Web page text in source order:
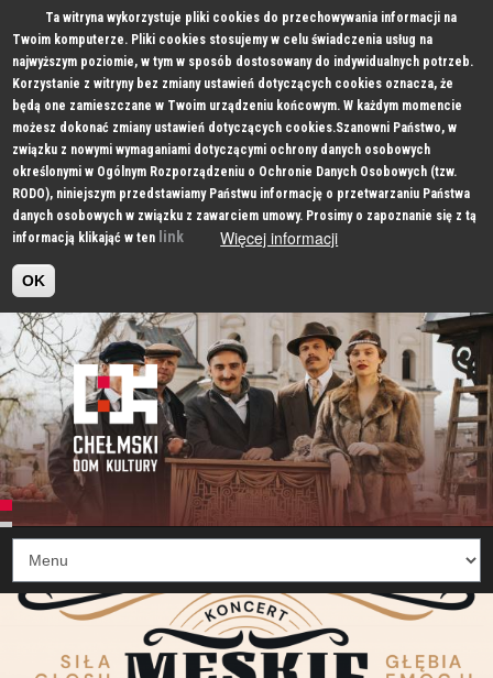
Ta witryna wykorzystuje pliki cookies do przechowywania informacji na
Twoim komputerze. Pliki cookies stosujemy w celu świadczenia usług na
najwyższym poziomie, w tym w sposób dostosowany do indywidualnych potrzeb.
Korzystanie z witryny bez zmiany ustawień dotyczących cookies oznacza, że
będą one zamieszczane w Twoim urządzeniu końcowym. W każdym momencie
możesz dokonać zmiany ustawień dotyczących cookies.Szanowni Państwo, w
związku z nowymi wymaganiami dotyczącymi ochrony danych osobowych
określonymi w Ogólnym Rozporządzeniu o Ochronie Danych Osobowych (tzw.
RODO), niniejszym przedstawiamy Państwu informację o przetwarzaniu Państwa
danych osobowych w związku z zawarciem umowy. Prosimy o zapoznanie się z tą
informacją klikająć w ten link Więcej informacji
OK